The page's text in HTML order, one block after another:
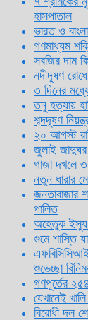
হাসপাতাল
ভারত ও
গণমাধ্যম
সবজির দাম
নদীদূষণ
৩ দিনের
তনু হত্যায়
শব্দদূষণ
২০ আগস্ট
জুলাই জাদুঘর
গাজা দখলে
নতুন ধারার
জনতাবাজার
পালিত
অহেতুক ইস্যু
গুমে শাস্তি
শুভেচ্ছা
গণপূর্তের
যেখানেই
বিরোধী দল